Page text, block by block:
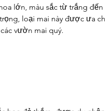
lớn, màu sắc từ trắng đến
loại mai này được ưa
vườn mai quý.